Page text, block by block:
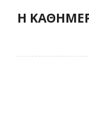
Η